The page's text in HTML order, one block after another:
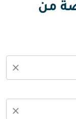
من
close
close